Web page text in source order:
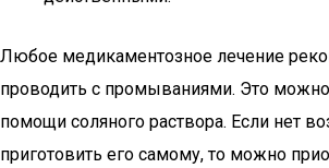
Любое медикаментозное лечение
проводить с промываниями. Это
помощи соляного раствора. Если нет
приготовить его самому, то можно